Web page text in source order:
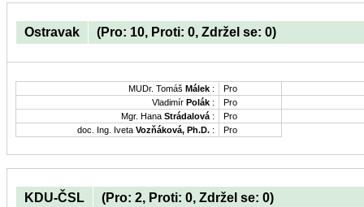
Ostravak (Pro: 10, Proti: 0, Zdržel se: 0)
MUDr. Tomáš Málek :
Pro
Vladimír Polák :
Pro
Mgr. Hana Strádalová :
Pro
doc. Ing. Iveta Vozňáková, Ph.D. : Pro
KDU-ČSL (Pro: 2, Proti: 0, Zdržel se: 0)